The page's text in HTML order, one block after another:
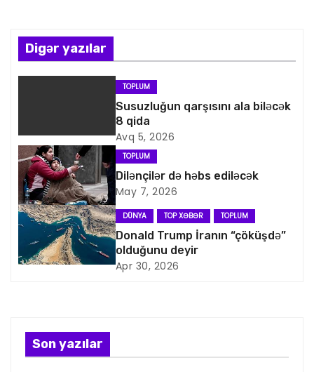
a
v
q
a
s
i
y
ı
Digər yazılar
TOPLUM
Susuzluğun qarşısını ala biləcək
8 qida
Avq 5, 2026
TOPLUM
Dilənçilər də həbs ediləcək
May 7, 2026
DÜNYA TOP XƏBƏR TOPLUM
Donald Trump İranın “çöküşdə”
olduğunu deyir
Apr 30, 2026
Son yazılar